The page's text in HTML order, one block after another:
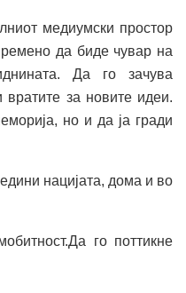
медиумски простор
да биде чувар на
Да го зачува
за новите идеи.
но и да ја гради
нацијата, дома и во
го поттикне